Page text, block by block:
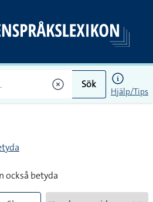
Sök
Hjälp/Tips
också betyda